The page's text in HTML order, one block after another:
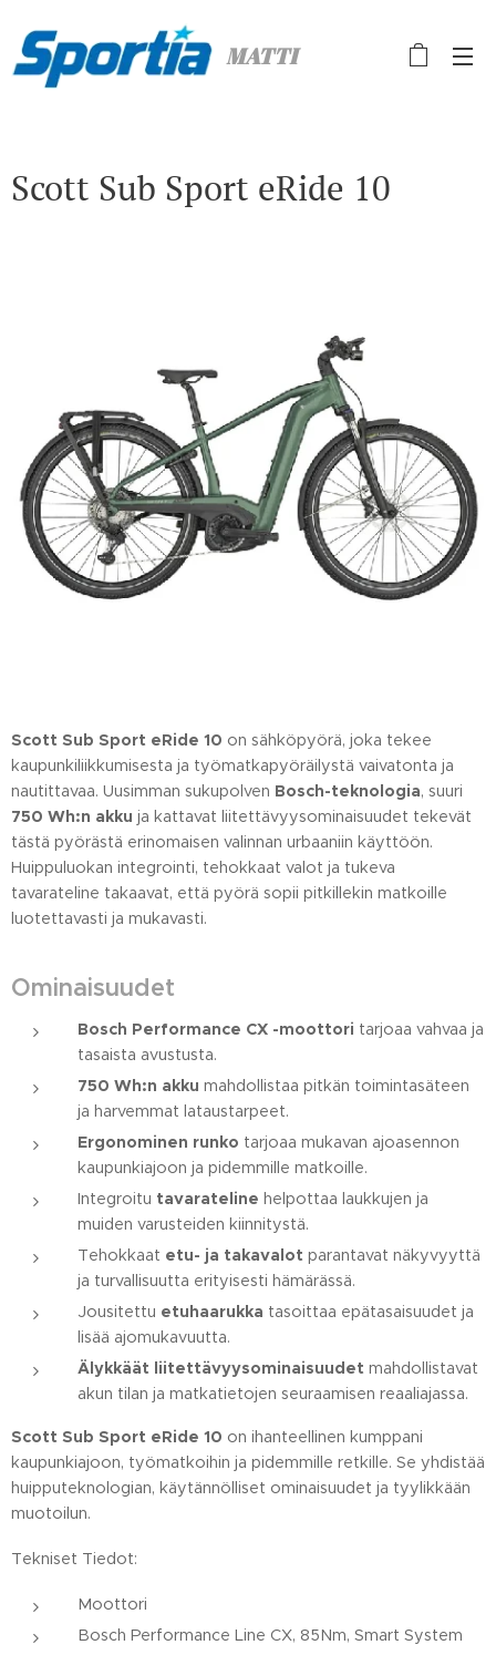
MATTI
Scott Sub Sport eRide 10
Scott Sub Sport eRide 10 on sähköpyörä, joka tekee
kaupunkiliikkumisesta ja työmatkapyöräilystä vaivatonta ja
nautittavaa. Uusimman sukupolven Bosch-teknologia, suuri
750 Wh:n akku ja kattavat liitettävyysominaisuudet tekevät
tästä pyörästä erinomaisen valinnan urbaaniin käyttöön.
Huippuluokan integrointi, tehokkaat valot ja tukeva
tavarateline takaavat, että pyörä sopii pitkillekin matkoille
luotettavasti ja mukavasti.
Ominaisuudet
Bosch Performance CX -moottori tarjoaa vahvaa ja
tasaista avustusta.
750 Wh:n akku mahdollistaa pitkän toimintasäteen
ja harvemmat lataustarpeet.
Ergonominen runko tarjoaa mukavan ajoasennon
kaupunkiajoon ja pidemmille matkoille.
Integroitu tavarateline helpottaa laukkujen ja
muiden varusteiden kiinnitystä.
Tehokkaat etu- ja takavalot parantavat näkyvyyttä
ja turvallisuutta erityisesti hämärässä.
Jousitettu etuhaarukka tasoittaa epätasaisuudet ja
lisää ajomukavuutta.
Älykkäät liitettävyysominaisuudet mahdollistavat
akun tilan ja matkatietojen seuraamisen reaaliajassa.
Scott Sub Sport eRide 10 on ihanteellinen kumppani
kaupunkiajoon, työmatkoihin ja pidemmille retkille. Se yhdistää
huipputeknologian, käytännölliset ominaisuudet ja tyylikkään
muotoilun.
Tekniset Tiedot:
Moottori
Bosch Performance Line CX, 85Nm, Smart System